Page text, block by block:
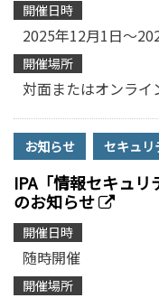
開催日時
2025年12月1日～
開催場所
対面またはオンライ
お知らせ セキュリ
IPA「情報セキュ
のお知らせ
開催日時
随時開催
開催場所